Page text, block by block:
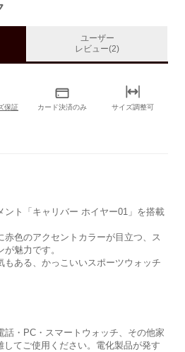
ユーザー
レビュー(2)
保証 カード決済のみ サイズ調整可
ント「キャリバー ホイヤー01」を搭載
赤色のアクセントカラーが目立つ、ス
魅力です。
もある、かっこいいスポーツウォッチ
話・PC・スマートウォッチ、その他家
てご使用ください。電化製品が発す